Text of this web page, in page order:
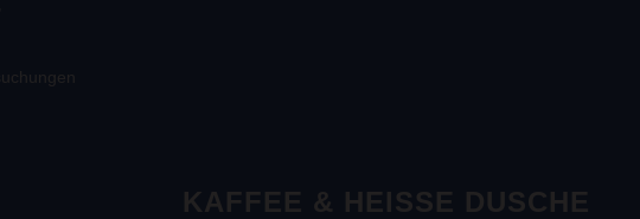
KAFFEE & HEISSE DUSCHE I